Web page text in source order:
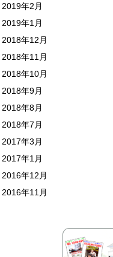
2019年2月
2019年1月
2018年12月
2018年11月
2018年10月
2018年9月
2018年8月
2018年7月
2017年3月
2017年1月
2016年12月
2016年11月